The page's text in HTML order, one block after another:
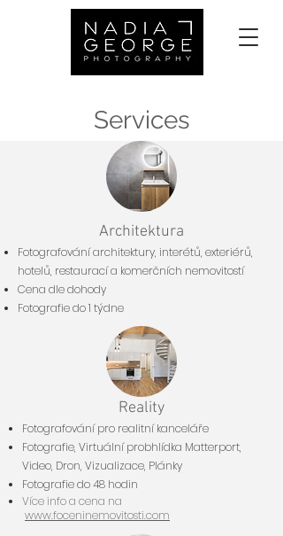
Services
Architektura
Fotografování architektury, interétů, exteriérů,
hotelů, restaurací a komerčních nemovitostí
Cena dle dohody
Fotografie do 1 týdne
Reality
Fotografování pro realitní kanceláře
Fotografie, Virtuální probhlídka Matterport,
Video, Dron, Vizualizace, Plánky
Fotografie do 48 hodin
Více info a cena na
www.foceninemovitosti.com